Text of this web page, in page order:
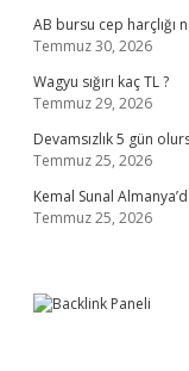
AB bursu cep harçlığı
Temmuz 30, 2026
Wagyu sığırı kaç TL ?
Temmuz 29, 2026
Devamsızlık 5 gün
Temmuz 25, 2026
Kemal Sunal
Temmuz 25, 2026